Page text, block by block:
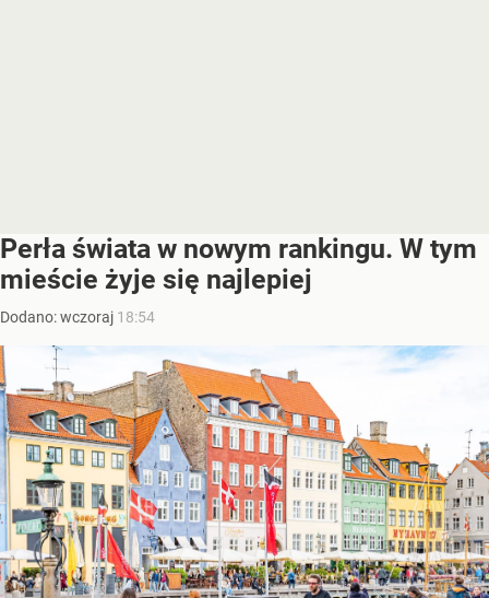
Perła świata w nowym rankingu. W tym
mieście żyje się najlepiej
Dodano:wczoraj 18:54